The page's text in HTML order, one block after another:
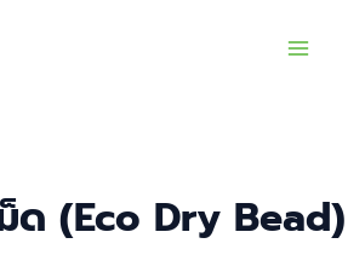
ด (Eco Dry Bead)